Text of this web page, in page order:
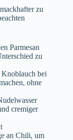
zu
Parmesan
zu
Knoblauch bei
ohne
cremiger
an Chili, um